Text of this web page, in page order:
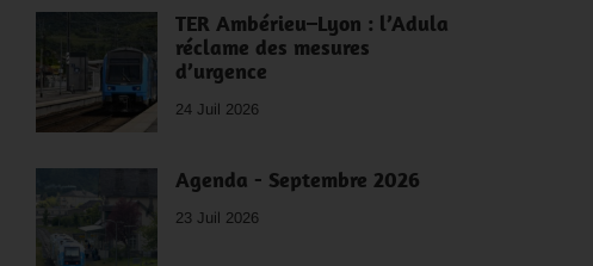
TER Ambérieu–Lyon : l’Adula
réclame des mesures
d’urgence
24 Juil 2026
Agenda - Septembre 2026
23 Juil 2026